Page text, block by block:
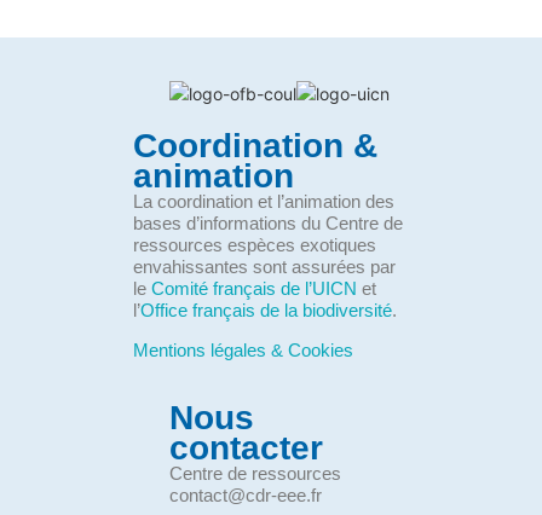
Coordination &
animation
La coordination et l’animation des
bases d’informations du Centre de
ressources espèces exotiques
envahissantes sont assurées par
le Comité français de l’UICN et
l’Office français de la biodiversité.
Mentions légales & Cookies
Nous
contacter
Centre de ressources
contact@cdr-eee.fr